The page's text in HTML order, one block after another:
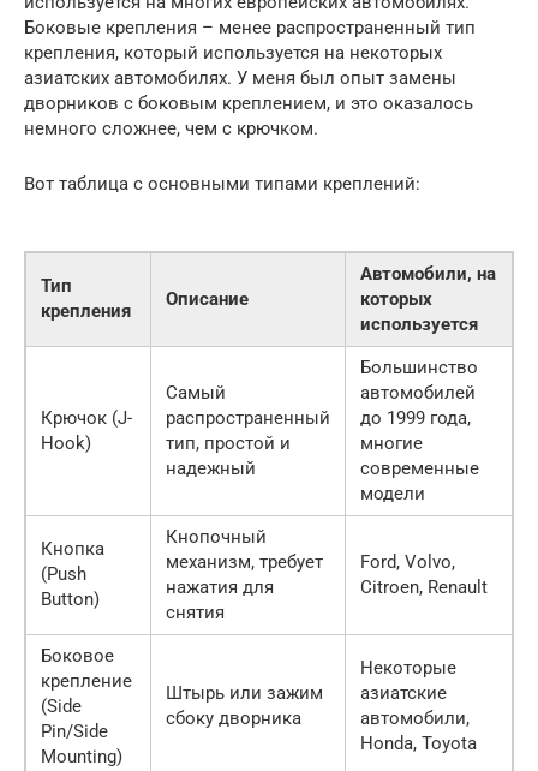
Боковые крепления – менее распространенный тип
крепления, который используется на некоторых
азиатских автомобилях. У меня был опыт замены
дворников с боковым креплением, и это оказалось
немного сложнее, чем с крючком.
Вот таблица с основными типами креплений:
Тип
крепления
Описание
Автомобили, на
которых
используется
Крючок (J-
Hook)
Самый
распространенный
тип, простой и
надежный
Большинство
автомобилей
до 1999 года,
многие
современные
модели
Кнопка
(Push
Button)
Кнопочный
механизм, требует
нажатия для
снятия
Ford, Volvo,
Citroen, Renault
Боковое
крепление
(Side
Pin/Side
Mounting)
Штырь или зажим
сбоку дворника
Некоторые
азиатские
автомобили,
Honda, Toyota